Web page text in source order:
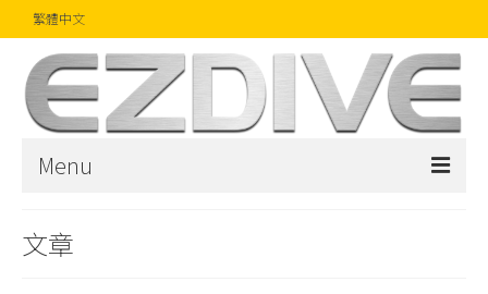
繁體中文
Menu
首頁
文章